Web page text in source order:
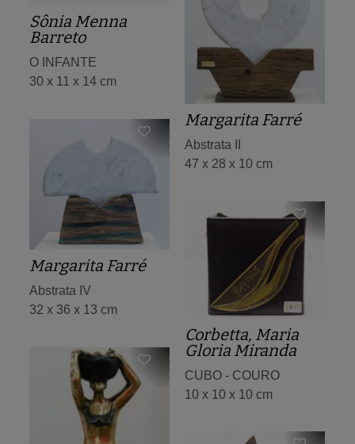
Sônia Menna
Barreto
O INFANTE
30 x 11 x 14 cm
Margarita Farré
Abstrata II
47 x 28 x 10 cm
Margarita Farré
Abstrata IV
32 x 36 x 13 cm
Corbetta, Maria
Gloria Miranda
CUBO - COURO
10 x 10 x 10 cm